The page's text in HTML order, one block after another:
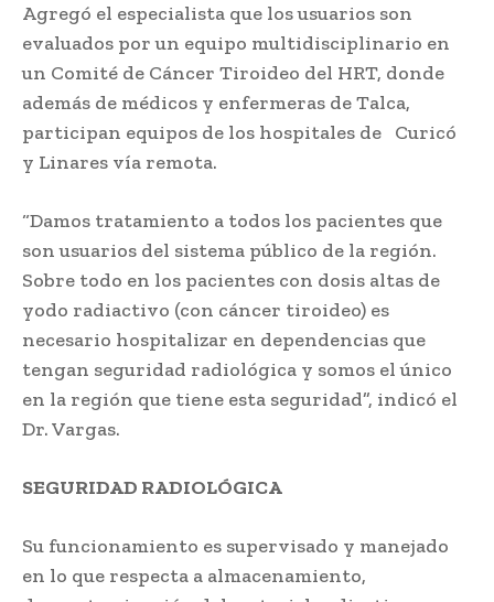
Agregó el especialista que los usuarios son
evaluados por un equipo multidisciplinario en
un Comité de Cáncer Tiroideo del HRT, donde
además de médicos y enfermeras de Talca,
participan equipos de los hospitales de Curicó
y Linares vía remota.
“Damos tratamiento a todos los pacientes que
son usuarios del sistema público de la región.
Sobre todo en los pacientes con dosis altas de
yodo radiactivo (con cáncer tiroideo) es
necesario hospitalizar en dependencias que
tengan seguridad radiológica y somos el único
en la región que tiene esta seguridad”, indicó el
Dr. Vargas.
SEGURIDAD RADIOLÓGICA
Su funcionamiento es supervisado y manejado
en lo que respecta a almacenamiento,